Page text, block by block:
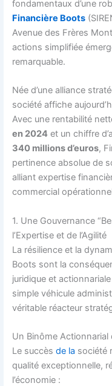
fondamentaux d’une
Financière Boots
Avenue des Frères
actions simplifiée
remarquable.
Née d’une alliance
société affiche
Avec une rentabilité
en 2024 et un chiffre
340 millions d’euros,
pertinence absolue de
alliant expertise
commercial
1. Une Gouvernance
l’Expertise et de l’Agilité
La résilience et la
Boots sont la
juridique et
simple véhicule
véritable réacteur
Un Binôme Actionnarial
Le succèsde la société
qualité exceptionnelle,
l’économie :